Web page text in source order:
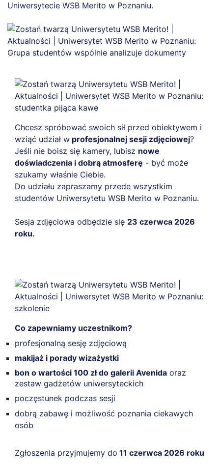
Uniwersytecie WSB Merito w Poznaniu.
Chcesz spróbować swoich sił przed obiektywem i
wziąć udział w profesjonalnej sesji zdjęciowej?
Jeśli nie boisz się kamery, lubisz nowe
doświadczenia i dobrą atmosferę - być może
szukamy właśnie Ciebie.
Do udziału zapraszamy przede wszystkim
studentów Uniwersytetu WSB Merito w Poznaniu.
Sesja zdjęciowa odbędzie się 23 czerwca 2026
roku.
Co zapewniamy uczestnikom?
profesjonalną sesję zdjęciową
makijaż i porady wizażystki
bon o wartości 100 zł do galerii Avenida oraz
zestaw gadżetów uniwersyteckich
poczęstunek podczas sesji
dobrą zabawę i możliwość poznania ciekawych
osób
Zgłoszenia przyjmujemy do 11 czerwca 2026 roku